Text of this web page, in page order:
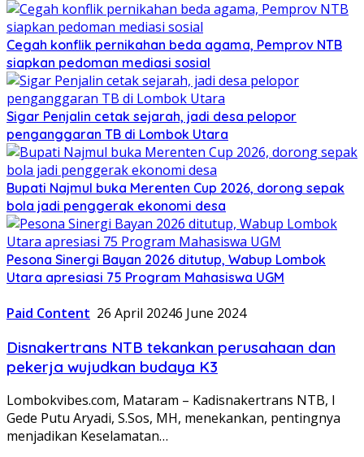
Cegah konflik pernikahan beda agama, Pemprov NTB
siapkan pedoman mediasi sosial
Sigar Penjalin cetak sejarah, jadi desa pelopor
penganggaran TB di Lombok Utara
Bupati Najmul buka Merenten Cup 2026, dorong sepak
bola jadi penggerak ekonomi desa
Pesona Sinergi Bayan 2026 ditutup, Wabup Lombok
Utara apresiasi 75 Program Mahasiswa UGM
Paid Content 26 April 20246 June 2024
Disnakertrans NTB tekankan perusahaan dan
pekerja wujudkan budaya K3
Lombokvibes.com, Mataram – Kadisnakertrans NTB, I
Gede Putu Aryadi, S.Sos, MH, menekankan, pentingnya
menjadikan Keselamatan…